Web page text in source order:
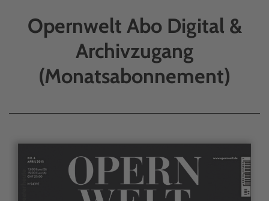
Opernwelt Abo Digital &
Archivzugang
(Monatsabonnement)